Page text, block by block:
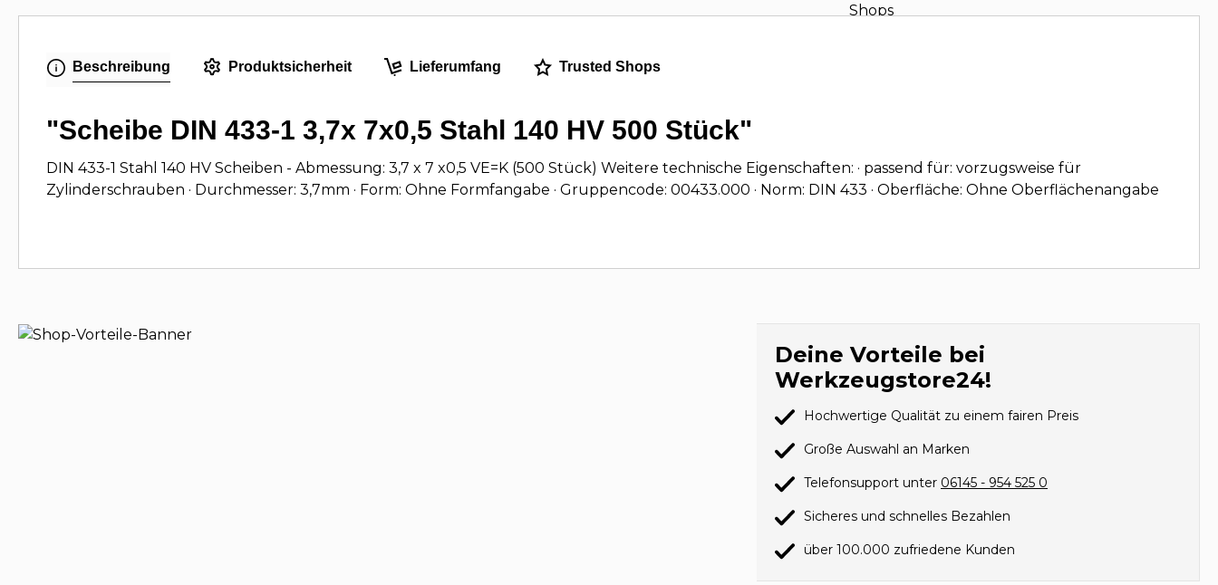
Beschreibung Produktsicherheit Lieferumfang Trusted Shops
"Scheibe DIN 433-1 3,7x 7x0,5 Stahl 140 HV 500 Stück"
DIN 433-1 Stahl 140 HV Scheiben - Abmessung: 3,7 x 7 x0,5 VE=K (500 Stück) Weitere technische Eigenschaften: · passend für: vorzugsweise für
Zylinderschrauben · Durchmesser: 3,7mm · Form: Ohne Formfangabe · Gruppencode: 00433.000 · Norm: DIN 433 · Oberfläche: Ohne Oberflächenangabe
Deine Vorteile bei
Werkzeugstore24!
Hochwertige Qualität zu einem fairen Preis
Große Auswahl an Marken
Telefonsupport unter 06145 - 954 525 0
Sicheres und schnelles Bezahlen
über 100.000 zufriedene Kunden